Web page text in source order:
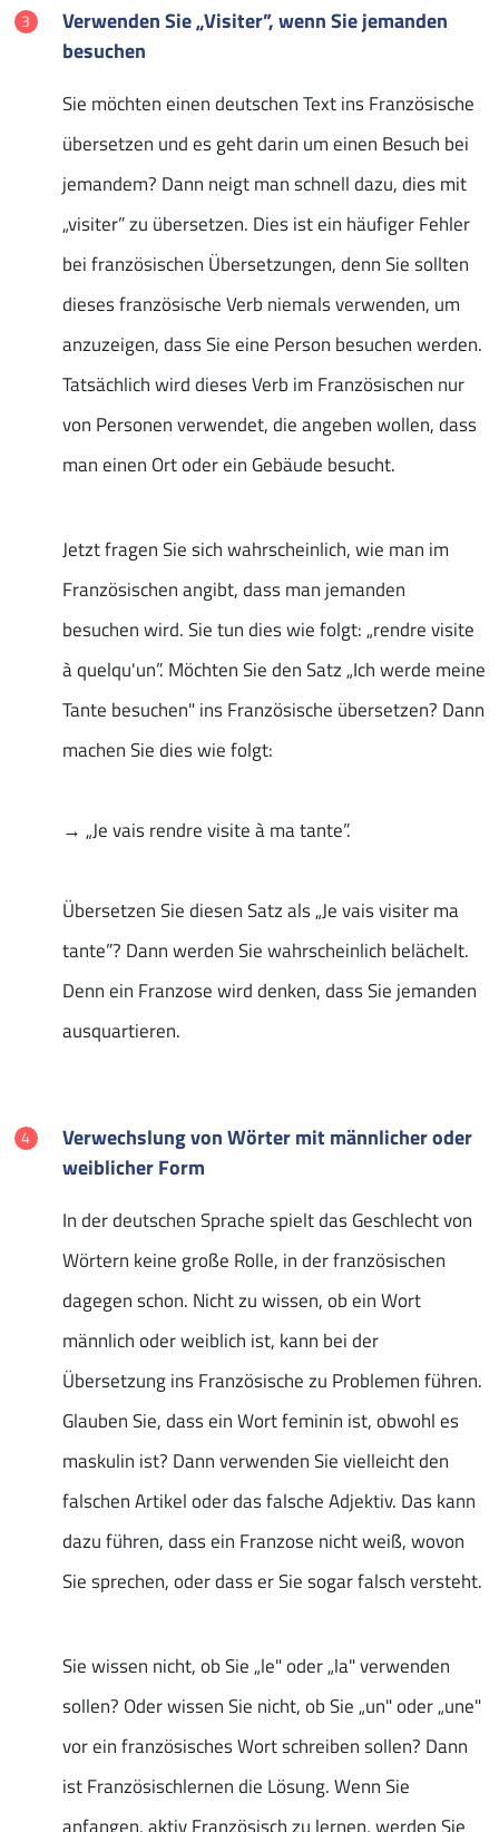
Verwenden Sie „Visiter”, wenn Sie jemanden
besuchen
Sie möchten einen deutschen Text ins Französische
übersetzen und es geht darin um einen Besuch bei
jemandem? Dann neigt man schnell dazu, dies mit
„visiter” zu übersetzen. Dies ist ein häufiger Fehler
bei französischen Übersetzungen, denn Sie sollten
dieses französische Verb niemals verwenden, um
anzuzeigen, dass Sie eine Person besuchen werden.
Tatsächlich wird dieses Verb im Französischen nur
von Personen verwendet, die angeben wollen, dass
man einen Ort oder ein Gebäude besucht.
Jetzt fragen Sie sich wahrscheinlich, wie man im
Französischen angibt, dass man jemanden
besuchen wird. Sie tun dies wie folgt: „rendre visite
à quelqu'un”. Möchten Sie den Satz „Ich werde meine
Tante besuchen" ins Französische übersetzen? Dann
machen Sie dies wie folgt:
→ „Je vais rendre visite à ma tante”.
Übersetzen Sie diesen Satz als „Je vais visiter ma
tante”? Dann werden Sie wahrscheinlich belächelt.
Denn ein Franzose wird denken, dass Sie jemanden
ausquartieren.
Verwechslung von Wörter mit männlicher oder
weiblicher Form
In der deutschen Sprache spielt das Geschlecht von
Wörtern keine große Rolle, in der französischen
dagegen schon. Nicht zu wissen, ob ein Wort
männlich oder weiblich ist, kann bei der
Übersetzung ins Französische zu Problemen führen.
Glauben Sie, dass ein Wort feminin ist, obwohl es
maskulin ist? Dann verwenden Sie vielleicht den
falschen Artikel oder das falsche Adjektiv. Das kann
dazu führen, dass ein Franzose nicht weiß, wovon
Sie sprechen, oder dass er Sie sogar falsch versteht.
Sie wissen nicht, ob Sie „le" oder „la" verwenden
sollen? Oder wissen Sie nicht, ob Sie „un" oder „une"
vor ein französisches Wort schreiben sollen? Dann
ist Französischlernen die Lösung. Wenn Sie